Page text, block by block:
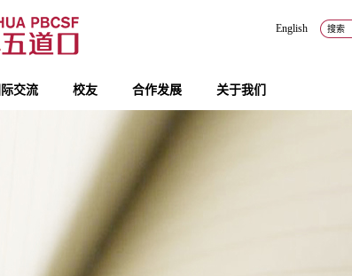
际交流 校友 合作发展 关于我们
English